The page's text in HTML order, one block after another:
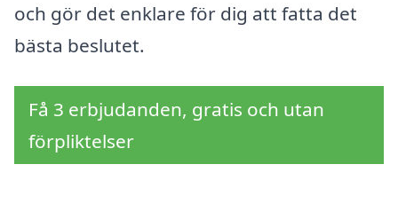
och gör det enklare för dig att fatta det
bästa beslutet.
Få 3 erbjudanden, gratis och utan
förpliktelser